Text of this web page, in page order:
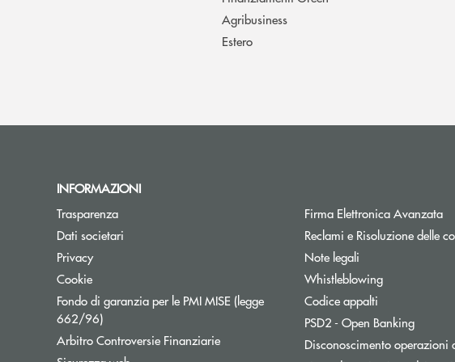
Agribusiness
Estero
INFORMAZIONI
Trasparenza
Dati societari
Privacy
Cookie
Fondo di garanzia per le PMI MISE (legge
662/96)Apre una nuova finestra
Arbitro Controversie FinanziarieApre una nuova finestra
Firma Elettronica Avanzata
Reclami e Risoluzione delle
Note legali
Whistleblowing
Codice appalti
PSD2 - Open BankingApre
Disconoscimento operazioni